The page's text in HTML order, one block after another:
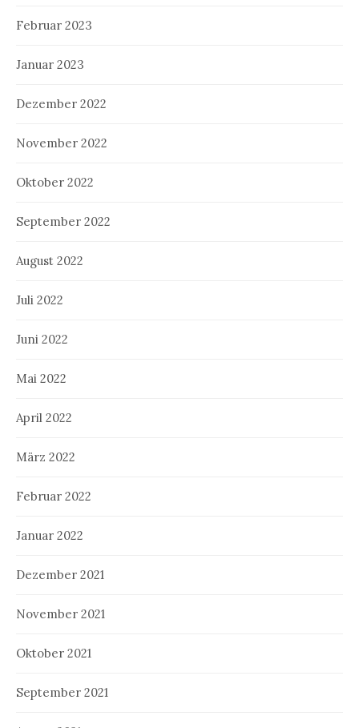
Februar 2023
Januar 2023
Dezember 2022
November 2022
Oktober 2022
September 2022
August 2022
Juli 2022
Juni 2022
Mai 2022
April 2022
März 2022
Februar 2022
Januar 2022
Dezember 2021
November 2021
Oktober 2021
September 2021